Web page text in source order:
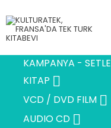
KAMPANYA -
KITAP 
VCD / DVD FILM 
AUDIO CD 